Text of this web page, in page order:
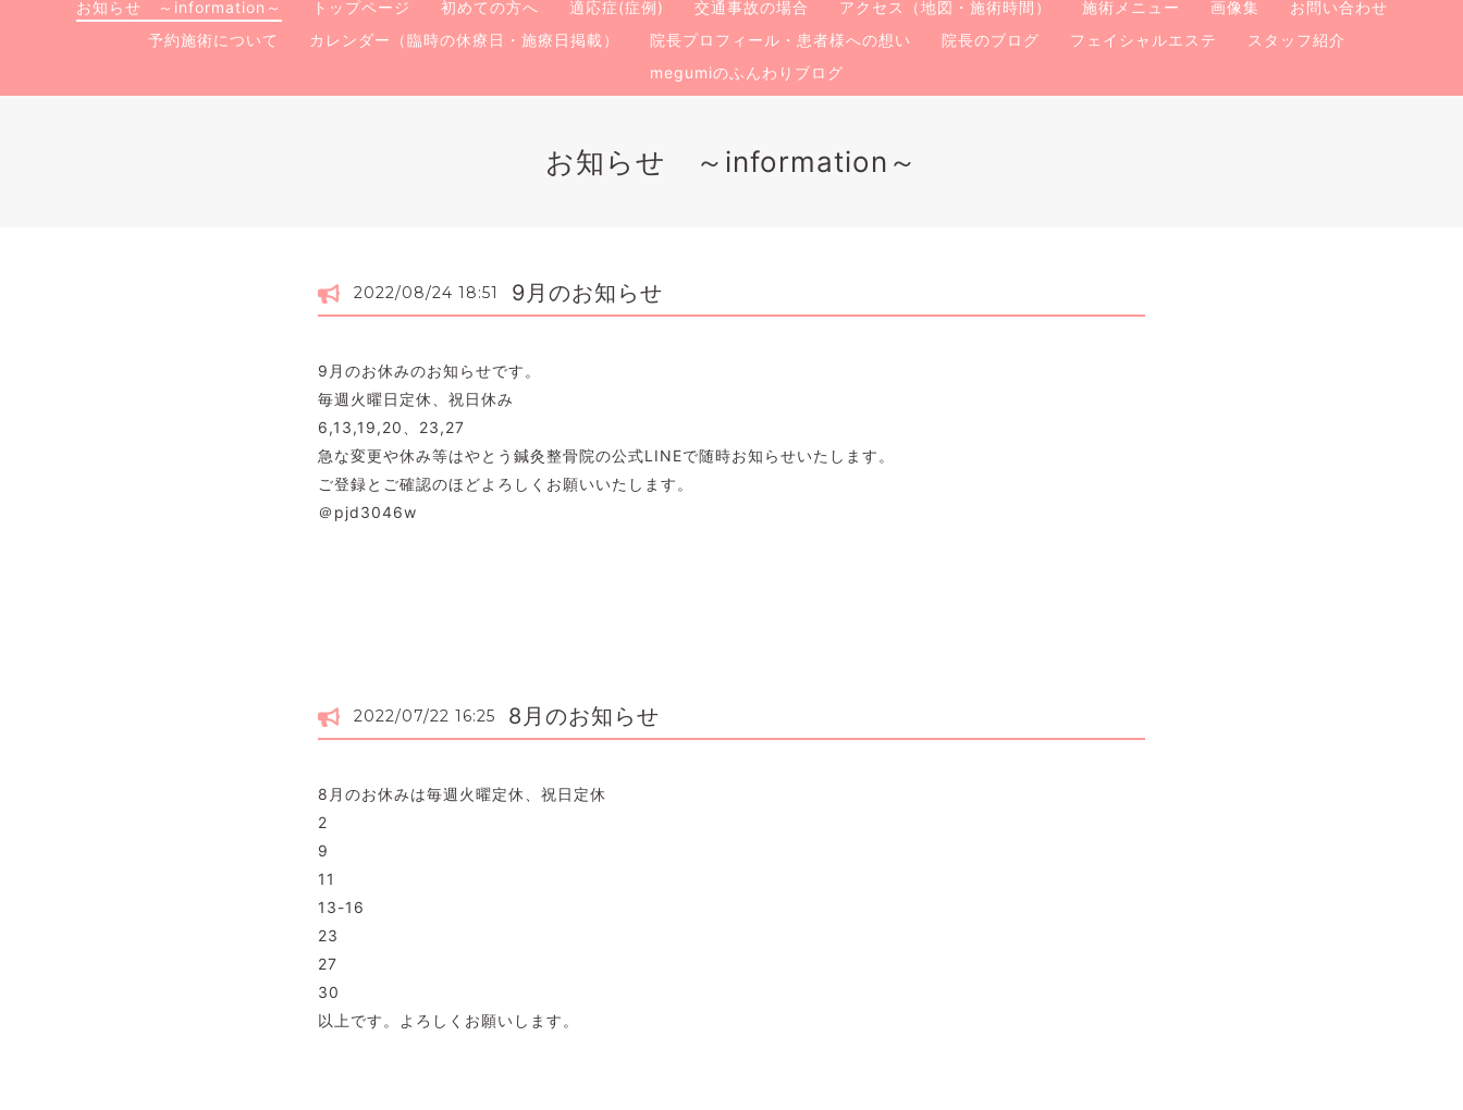
お知らせ ～information～ トップページ 初めての方へ 適応症(症例) 交通事故の場合 アクセス（地図・施術時間） 施術メニュー 画像集
お問い合わせ
予約施術について
カレンダー（臨時の休療日・施療日掲載） 院長プロフィール・患者様への想い 院長のブログ フェイシャルエステ
スタッフ紹介
megumiのふんわりブログ
お知らせ ～information～
2022/08/24 18:51 9月のお知らせ
9月のお休みのお知らせです。
毎週火曜日定休、祝日休み
6,13,19,20、23,27
急な変更や休み等はやとう鍼灸整骨院の公式LINEで随時お知らせいたします。
ご登録とご確認のほどよろしくお願いいたします。
＠pjd3046w
2022/07/22 16:25 8月のお知らせ
8月のお休みは毎週火曜定休、祝日定休
2
9
11
13-16
23
27
30
以上です。よろしくお願いします。